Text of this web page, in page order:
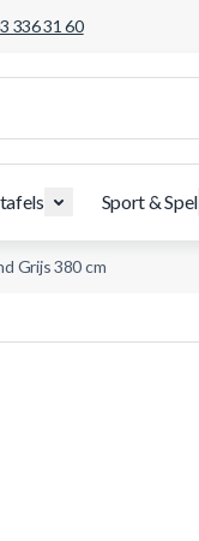
336 31 60
Sport & Spel
Grijs 380 cm